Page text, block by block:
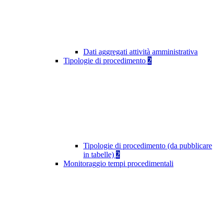
Dati aggregati attività amministrativa
Tipologie di procedimento 2
Tipologie di procedimento (da pubblicare
in tabelle) 2
Monitoraggio tempi procedimentali